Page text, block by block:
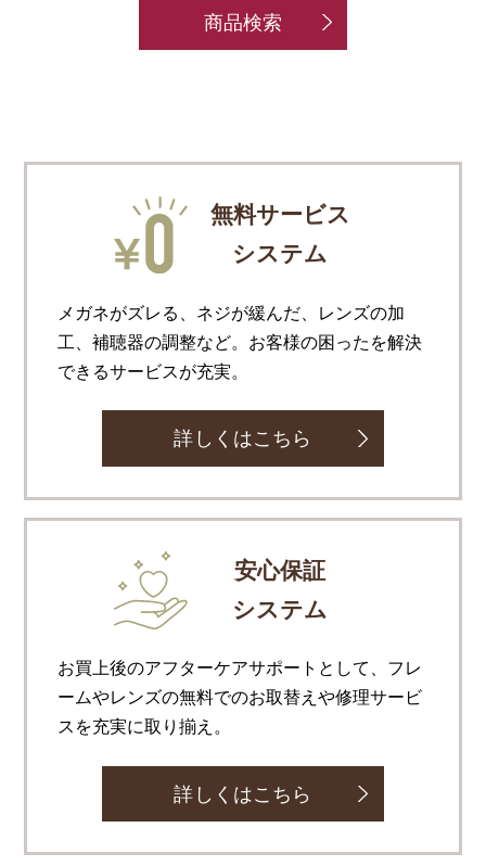
商品検索
無料サービス
システム
メガネがズレる、ネジが緩んだ、レンズの加
工、補聴器の調整など。お客様の困ったを解決
できるサービスが充実。
詳しくはこちら
安心保証
システム
お買上後のアフターケアサポートとして、フレ
ームやレンズの無料でのお取替えや修理サービ
スを充実に取り揃え。
詳しくはこちら